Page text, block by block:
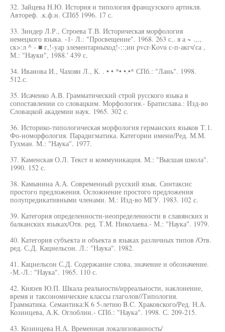
32. Зайцева Н.Ю. История и типология французского артикля.
Автореф. .к.ф.н. СПб5 1996. 17 с.
33. Зиндер Л.Р., Строева Т.В. Историческая морфология
немецкого языка. -1- Л.: "Просвещение". 1968. 263 с.. я а ~ .,.,
ск>:л ^ - ■ г,!-уар элементарныход!-::;ин pvcr-Kovu с-п-акгч'са ,
М.: "Науки", 1988.' 439 с.
34. Иванова И., Чахоян Л., К. . • • *• •.•* СПб.: "Лань". 1998.
512.с.
35. Исаченко А.В. Грамматический строй русского языка в
сопоставлении со словацким. Морфология.- Братислава.: Изд-во
Словацкой академии наук. 1965. 302 с.
36. Историко-типологическая морфология германских языков Т.1.
Фо-номорфология. Парадигматика. Категории имени/Ред. М.М.
Гухман. М.: "Наука". 1977.
37. Каменская О.Л. Текст и коммуникация. М.: "Высшая школа".
1990. 152 с.
38. Камынина А.А. Современный русский язык. Синтаксис
простого предложения. Осложнение простого предложения
полупредикативными членами. М.: Изд-во МГУ. 1983. 102 с.
39. Категория определенности-неопределенности в славянских и
балканских языках/Отв. ред. Т.М. Николаева.- М.: "Наука". 1979.
40. Категория субъекта и объекта в языках различных типов /Отв.
ред. С.Д. Кацнельсон. Л.: "Наука". 1982.
41. Кацнельсон С.Д. Содержание слова, значение и обозначение.
-М.-Л.: "Наука". 1965. 110 с.
42. Князев Ю.П. Шкала реальности/ирреальности, наклонение,
время и таксономические классы глаголов//Типология.
Грамматика. Семантика:К 6 5-летию B.C. Храковского/Ред. Н.А.
Козинцева, А.К. Оглоблин.- СПб.: "Наука". 1998. С. 209-215.
43. Козинцева Н.А. Временная локализованность/